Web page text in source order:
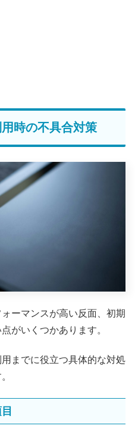
時の不具合対策
ーマンスが高い反面、初期
がいくつかあります。
までに役立つ具体的な対処